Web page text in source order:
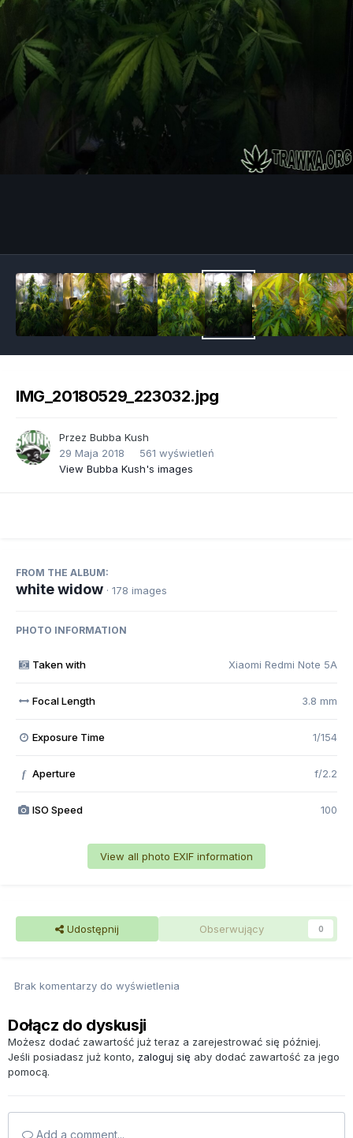
IMG_20180529_223032.jpg
Przez Bubba Kush
29 Maja 2018
561 wyświetleń
View Bubba Kush's images
FROM THE ALBUM:
white widow · 178 images
PHOTO INFORMATION
Taken with Xiaomi Redmi Note 5A
Focal Length 3.8 mm
Exposure Time 1/154
f Aperture f/2.2
ISO Speed 100
View all photo EXIF information
Udostępnij Obserwujący 0
Brak komentarzy do wyświetlenia
Dołącz do dyskusji
Możesz dodać zawartość już teraz a zarejestrować się później.
Jeśli posiadasz już konto, zaloguj się aby dodać zawartość za jego
pomocą.
Add a comment...